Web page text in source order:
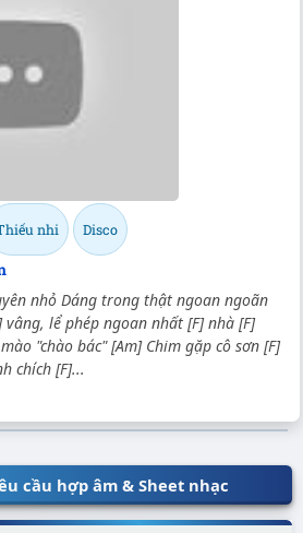
nhi Disco
nhỏ Dáng trong thật ngoan ngoãn
vâng, lể phép ngoan nhất [F] nhà [F]
"chào bác" [Am] Chim gặp cô sơn [F]
chích [F]...
cầu hợp âm & Sheet nhạc